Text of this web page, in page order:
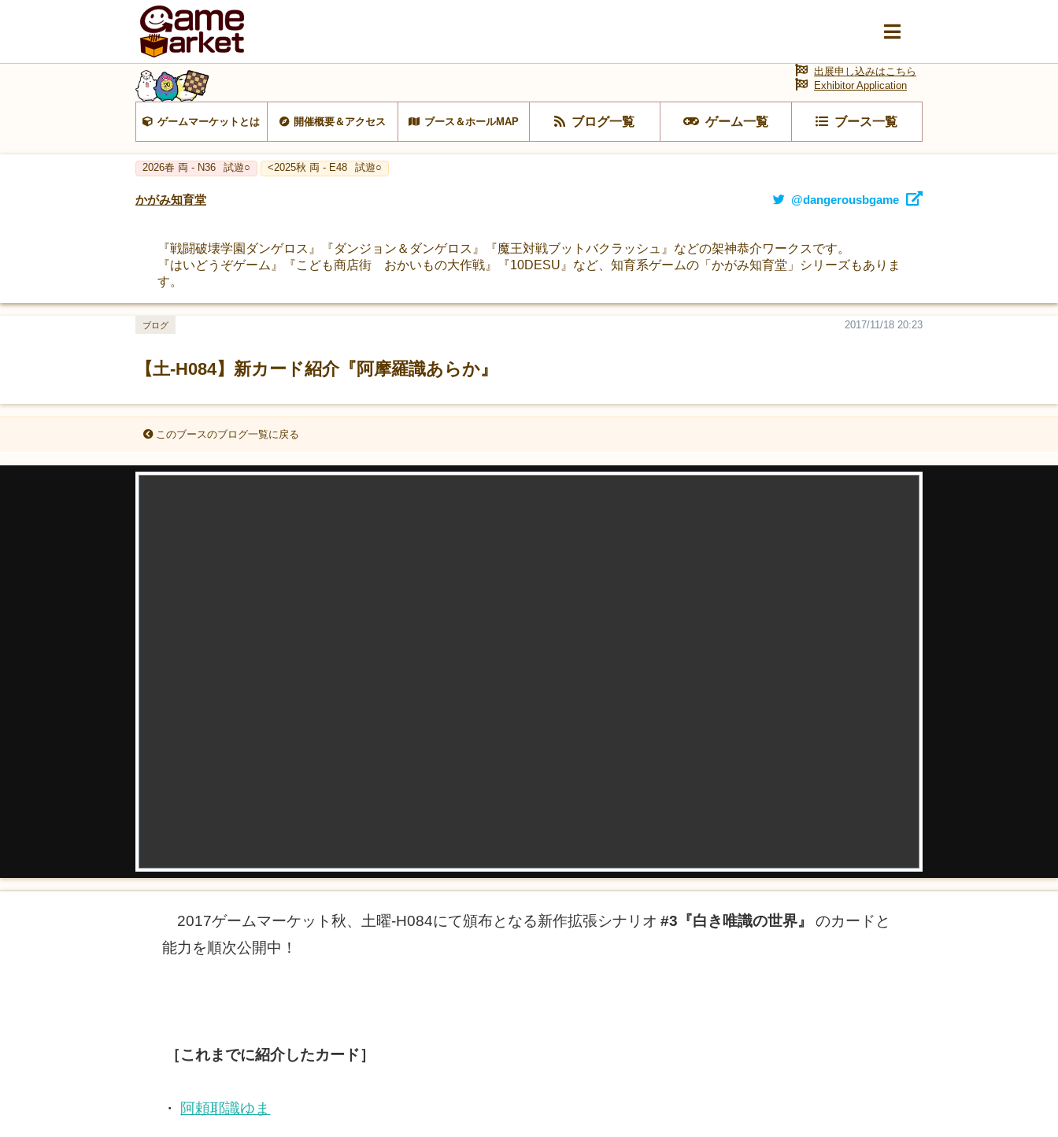
ゲームマーケットとは 開催概要＆アクセス ブース＆ホールMAP ブログ一覧 ゲーム一覧 ブース一覧
出展申し込みはこちら
Exhibitor Application
2026春 両 - N36 試遊○ <2025秋 両 - E48 試遊○
かがみ知育堂 @dangerousbgame
『戦闘破壊学園ダンゲロス』『ダンジョン＆ダンゲロス』『魔王対戦ブットバクラッシュ』などの架神恭介ワークスです。
『はいどうぞゲーム』『こども商店街 おかいもの大作戦』『10DESU』など、知育系ゲームの「かがみ知育堂」シリーズもありま
す。
【土-H084】新カード紹介『阿摩羅識あらか』
2017/11/18 20:23
ブログ
このブースのブログ一覧に戻る
2017ゲームマーケット秋、土曜-H084にて頒布となる新作拡張シナリオ #3『白き唯識の世界』
のカードと
能力を順次公開中！
［これまでに紹介したカード］
・ 阿頼耶識ゆま